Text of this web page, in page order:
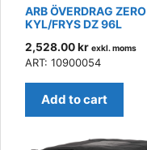
ARB ÖVERDRAG ZERO
KYL/FRYS DZ 96L
2,528.00kr exkl. moms
ART: 10900054
Add to cart